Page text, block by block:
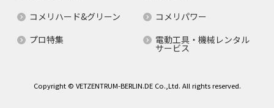
コメリハード&グリーン
コメリパワー
プロ特集
電動工具・機械レンタル
サービス
Copyright © VETZENTRUM-BERLIN.DE Co.,Ltd. All rights reserved.